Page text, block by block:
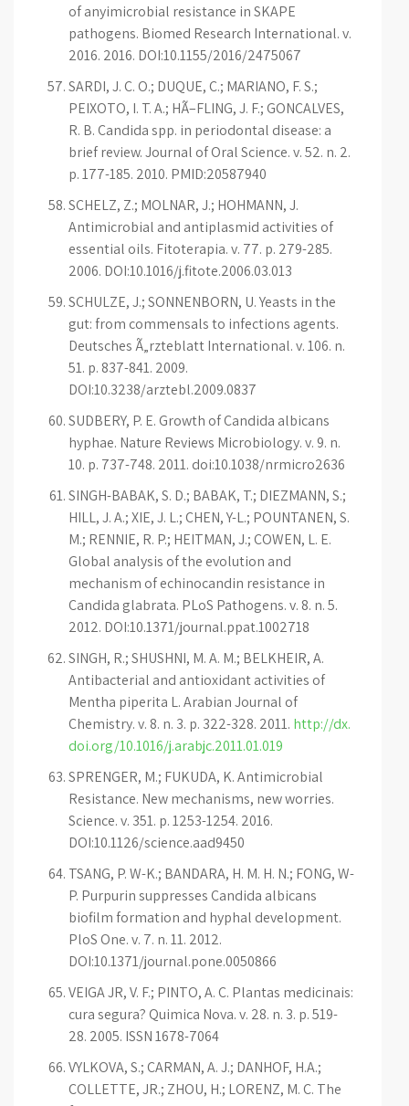
of anyimicrobial resistance in SKAPE
pathogens. Biomed Research International. v.
2016. 2016. DOI:10.1155/2016/2475067
SARDI, J. C. O.; DUQUE, C.; MARIANO, F. S.;
PEIXOTO, I. T. A.; HÃ–FLING, J. F.; GONÇALVES,
R. B. Candida spp. in periodontal disease: a
brief review. Journal of Oral Science. v. 52. n. 2.
p. 177-185. 2010. PMID:20587940
SCHELZ, Z.; MOLNAR, J.; HOHMANN, J.
Antimicrobial and antiplasmid activities of
essential oils. Fitoterapia. v. 77. p. 279-285.
2006. DOI:10.1016/j.fitote.2006.03.013
SCHULZE, J.; SONNENBORN, U. Yeasts in the
gut: from commensals to infections agents.
Deutsches Ã„rzteblatt International. v. 106. n.
51. p. 837-841. 2009.
DOI:10.3238/arztebl.2009.0837
SUDBERY, P. E. Growth of Candida albicans
hyphae. Nature Reviews Microbiology. v. 9. n.
10. p. 737-748. 2011. doi:10.1038/nrmicro2636
SINGH-BABAK, S. D.; BABAK, T.; DIEZMANN, S.;
HILL, J. A.; XIE, J. L.; CHEN, Y-L.; POUNTANEN, S.
M.; RENNIE, R. P.; HEITMAN, J.; COWEN, L. E.
Global analysis of the evolution and
mechanism of echinocandin resistance in
Candida glabrata. PLoS Pathogens. v. 8. n. 5.
2012. DOI:10.1371/journal.ppat.1002718
SINGH, R.; SHUSHNI, M. A. M.; BELKHEIR, A.
Antibacterial and antioxidant activities of
Mentha piperita L. Arabian Journal of
Chemistry. v. 8. n. 3. p. 322-328. 2011. http://dx.
doi.org/10.1016/j.arabjc.2011.01.019
SPRENGER, M.; FUKUDA, K. Antimicrobial
Resistance. New mechanisms, new worries.
Science. v. 351. p. 1253-1254. 2016.
DOI:10.1126/science.aad9450
TSANG, P. W-K.; BANDARA, H. M. H. N.; FONG, W-
P. Purpurin suppresses Candida albicans
biofilm formation and hyphal development.
PloS One. v. 7. n. 11. 2012.
DOI:10.1371/journal.pone.0050866
VEIGA JR, V. F.; PINTO, A. C. Plantas medicinais:
cura segura? Quimica Nova. v. 28. n. 3. p. 519-
28. 2005. ISSN 1678-7064
VYLKOVA, S.; CARMAN, A. J.; DANHOF, H.A.;
COLLETTE, JR.; ZHOU, H.; LORENZ, M. C. The